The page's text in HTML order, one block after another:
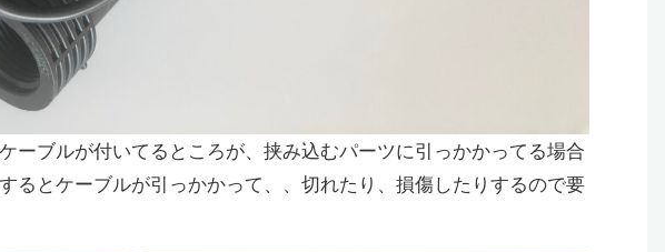
ーブルが付いてるところが、挟み込むパーツに引っかかってる場合
るとケーブルが引っかかって、、切れたり、損傷したりするので要